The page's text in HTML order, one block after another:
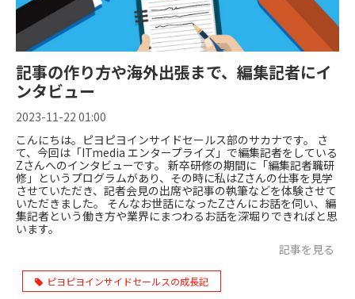
記事の作り方や海外出張まで、編集記者にイ
ンタビュー
2023-11-22 01:00
こんにちは。ピヨピヨインサイドセールス部のサカナです。 さ
て、今回は「ITmedia エンタープライズ」で編集記者をしている
Zさんへのインタビューです。 新卒研修の期間に「編集記者職研
修」というプログラムがあり、その時に私はZさんの仕事を見学
させていただき、記者会見の出席や記事の執筆などを体験させて
いただきました。 そんなお世話になったZさんにお話を伺い、編
集記者という働き方や業界にまつわるお話を深堀りできればと思
います。
記事を見る
ピヨピヨインサイドセールスの成長記